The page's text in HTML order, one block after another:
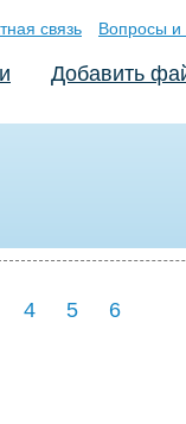
связь Вопросы и
Добавить
4 5 6